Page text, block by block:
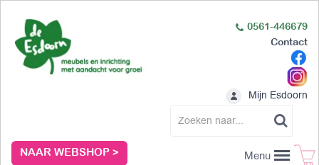
NAAR WEBSHOP >
0561-446679
Contact
Mijn Esdoorn
Menu